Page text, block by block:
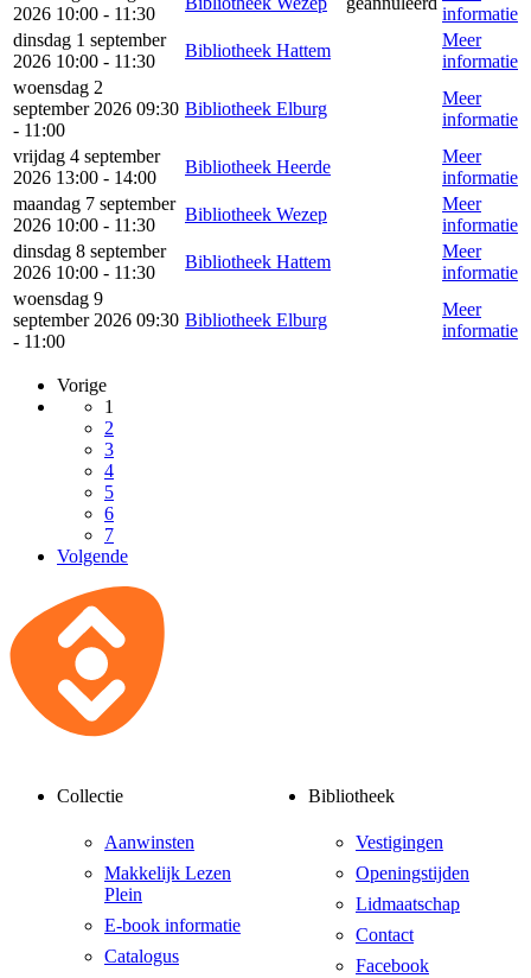
2026 10:00 - 11:30
informatie
dinsdag 1 september
2026 10:00 - 11:30
Bibliotheek Hattem
Meer
informatie
woensdag 2
september 2026 09:30
- 11:00
Bibliotheek Elburg
Meer
informatie
vrijdag 4 september
2026 13:00 - 14:00
Bibliotheek Heerde
Meer
informatie
maandag 7 september
2026 10:00 - 11:30
Bibliotheek Wezep
Meer
informatie
dinsdag 8 september
2026 10:00 - 11:30
Bibliotheek Hattem
Meer
informatie
woensdag 9
september 2026 09:30
- 11:00
Bibliotheek Elburg
Meer
informatie
Vorige
1
2
3
4
5
6
7
Volgende
Collectie
Aanwinsten
Makkelijk Lezen
Plein
E-book informatie
Catalogus
Bibliotheek
Vestigingen
Openingstijden
Lidmaatschap
Contact
Facebook